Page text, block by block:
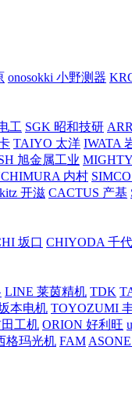
onosokki 小野测器
工 SGK 昭和技研
TAIYO 太洋 IWATA
旭金属工业 MIGHTY
内村
kitz 开滋 CACTUS 产基
坂口 CHIYODA 千
LINE 莱茵精机 TDK
本电机 TOYOZUMI
工机 ORION 好利旺
格玛光机 FAM